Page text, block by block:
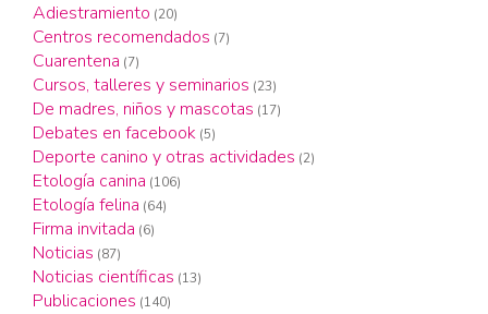
Adiestramiento (20)
Centros recomendados (7)
Cuarentena (7)
Cursos, talleres y seminarios (23)
De madres, niños y mascotas (17)
Debates en facebook (5)
Deporte canino y otras actividades (2)
Etología canina (106)
Etología felina (64)
Firma invitada (6)
Noticias (87)
Noticias científicas (13)
Publicaciones (140)